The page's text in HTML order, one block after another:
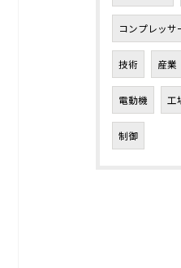
コンプレッサ
技術 産業
電動機 工
制御